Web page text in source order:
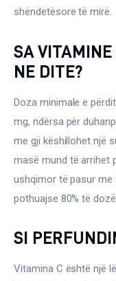
shëndetësore të mirë.
SA
NE DITE?
Doza minimale e
mg, ndërsa për
me gji këshillohet një
masë mund të arrihet
ushqimor të pasur
pothuajse 80% të
SI
Vitamina C është një